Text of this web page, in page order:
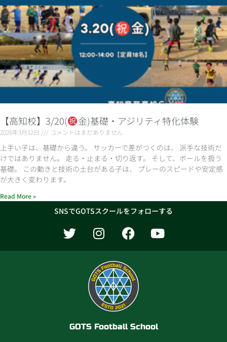
【高知校】3/20( 金)基礎・アジリティ特化体験
2026年3月12日 コメントはまだありません
上手い子は、基礎から違う。 サッカーで差がつくのは、 派手な技術だ
けではありません。 走る・止まる・切り返す。 そして、ボールを扱う
基礎。 この動きと技術の土台がある子は、 プレーのスピードや安定感
が大きく変わります。
Read More »
SNSでGOTSスクールをフォローする
T
w
i
I
n
s
t
a
g
r
a
m
F
a
c
e
b
o
o
Y
o
u
GOTS Football School